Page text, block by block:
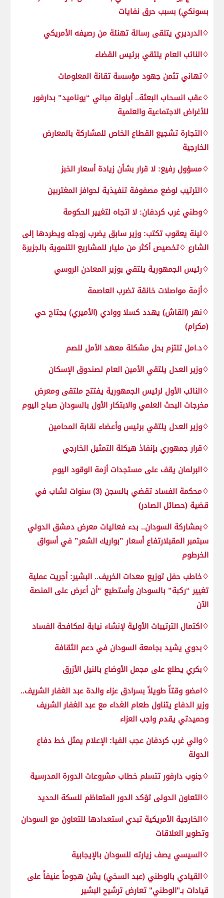
بسونكي) بسبب حرق نفايات
♢الدرديري يتلقى رسالة تهنئة من رصيفه الأمريكي
♢النائب العام يلتقي برئيس القضاء
♢تهاني تثمن جهود مؤسسة تقانة المعلومات
♢عقب انسحاب البعثة.. أيلولة مباني “يوناميد” بدارفور
للأغراض الاجتماعية والعلمية
♢التجارة تشجيع القطاع الخاص للمشاركة بالمعارض
الخارجية
♢مسؤول رفيع: لا قرار بشأن زيادة أسعار الخبز
♢الترتيب لوضع مصفوفة تنفيذية لحوافز المغتربين
♢وطني غرب كردفان: لا اتجاه لتغيير الحكومة
♢لينة يعقوب تكتب: وزير سابق يضرب زوجته ويطردها إلى
الشارع ♢تخصيص أكثر من مليار للمشاريع التنموية بالجزيرة
♢رئيس الجمهورية يلتقي بوزير المعادن الروسي
♢أزمة مواصلات خانقة تضرب العاصمة
♢نهر (القاش) يهدد كسلا ووادي (الأميري) يجتاح حي
(مكرام)
♢د.امل تلتزم بحل مشكلة معهد الأمل للصم
♢وزير العدل يلتقي الأمين العام لصندوق الإسكان
♢النائب الأول لرئيس الجمهورية يفتتح ملتقى ومعرض
مخرجات البحث العلمي والابتكار الأول بالسودان صباح اليوم
♢وزير العدل يلتقي برئيس وأعضاء نقابة المحامين
♢قرار جمهوري بإنفاذ هيكلة التمثيل الخارجي
♢البرلمان يقف على مستجدات أزمة الوقود اليوم
♢محكمة الفساد تقضي بالسجن (3) سنوات لشاب في
قضية (حصائل الصادر)
♢بمشاركة السودان.. بدء فعاليات معرض دمشق الدولي
سبتمبر المقبلارتفاع أسعار ”بواريك الشعر” في أسواق
الخرطوم
♢خاطب حفل توزيع معدات الخريف.. البشير: أجريت عملية
تغيير “ركبة” بالسودان وأستطيع “أن أعرض على المنصة
الآن
♢اكتمال الترتيبات الأولية لإنشاء نيابة لمكافحة الفساد
♢بدوي يشيد بجامعة السودان في دعم الثقافة
♢بكري يطلع على مجمل الأوضاع بالنيل الأزرق
♢امضو وقتاً طويلاً بسرادق عزاء والدة عبد الغفار الشريف..
وزير الدفاع يتناول طعام الغداء مع عبد الغفار الشريف
وحميدتي يقدم واجب العزاء
♢والي غرب كردفان عجب الفيا: الإعلام يمثل خط دفاع
الدولة
♢جنوب دارفور تتسلم خطاب مشروعات الدورة المدرسية
♢التعاون الدولى تؤكد الدور المتعاظم للسكة الحديد
♢الخارجية الأمريكية تبدي استعدادها للتعاون مع السودان
وتطوير العلاقات
♢السيسي يصف زيارته للسودان بالإيجابية
♢القيادي بالوطني (عبد السخي) يشن هجوماً عنيفاً على
قيادات بـ"الوطني" تعارض ترشيح البشير